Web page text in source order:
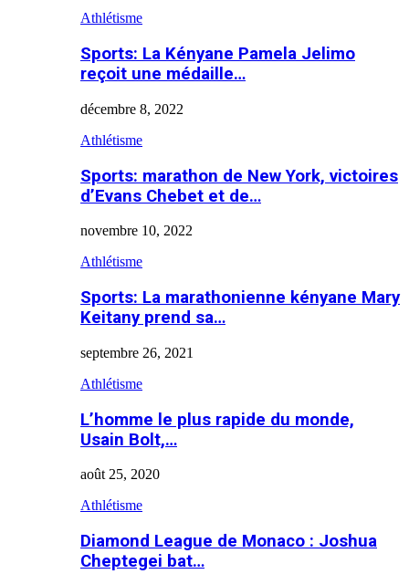
Athlétisme
Sports: La Kényane Pamela Jelimo
reçoit une médaille…
décembre 8, 2022
Athlétisme
Sports: marathon de New York, victoires
d’Evans Chebet et de…
novembre 10, 2022
Athlétisme
Sports: La marathonienne kényane Mary
Keitany prend sa…
septembre 26, 2021
Athlétisme
L’homme le plus rapide du monde,
Usain Bolt,…
août 25, 2020
Athlétisme
Diamond League de Monaco : Joshua
Cheptegei bat…